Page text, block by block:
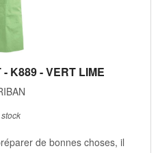
K889 - VERT LIME
de bonnes choses, il